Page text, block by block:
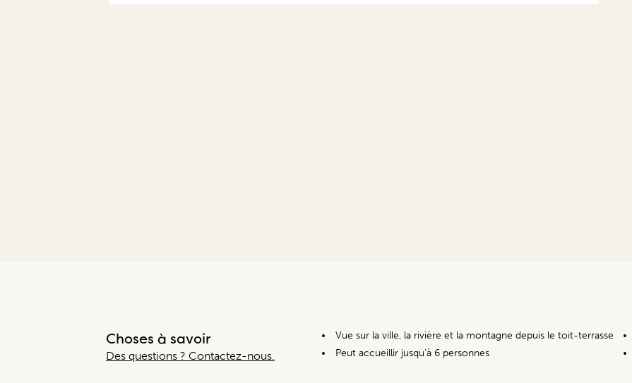
Choses à savoir
Vue sur la ville, la rivière et la montagne depuis le toit-terrasse
Peut accueillir jusqu'à 6 personnes
Des questions ? Contactez-nous.